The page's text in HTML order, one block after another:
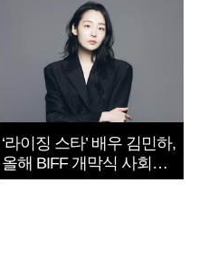
‘라이징 스타’ 배우 김민하,
올해 BIFF 개막식 사회자
확정